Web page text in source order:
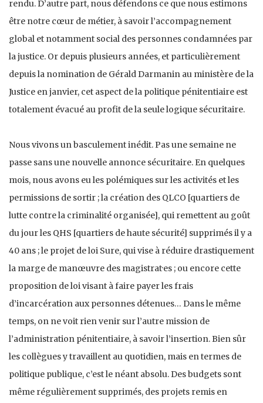
rendu. D’autre part, nous défendons ce que nous estimons
être notre cœur de métier, à savoir l’accompagnement
global et notamment social des personnes condamnées par
la justice. Or depuis plusieurs années, et particulièrement
depuis la nomination de Gérald Darmanin au ministère de la
Justice en janvier, cet aspect de la politique pénitentiaire est
totalement évacué au profit de la seule logique sécuritaire.
Nous vivons un basculement inédit. Pas une semaine ne
passe sans une nouvelle annonce sécuritaire. En quelques
mois, nous avons eu les polémiques sur les activités et les
permissions de sortir ; la création des QLCO [quartiers de
lutte contre la criminalité organisée], qui remettent au goût
du jour les QHS [quartiers de haute sécurité] supprimés il y a
40 ans ; le projet de loi Sure, qui vise à réduire drastiquement
la marge de manœuvre des magistrat·es ; ou encore cette
proposition de loi visant à faire payer les frais
d’incarcération aux personnes détenues… Dans le même
temps, on ne voit rien venir sur l’autre mission de
l’administration pénitentiaire, à savoir l’insertion. Bien sûr
les collègues y travaillent au quotidien, mais en termes de
politique publique, c’est le néant absolu. Des budgets sont
même régulièrement supprimés, des projets remis en